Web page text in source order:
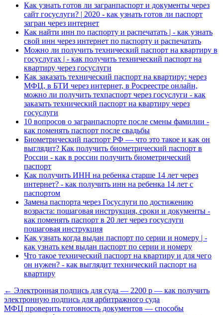
Как узнать готов ли загранпаспорт и документы через
сайт госуслуги? | 2020 - как узнать готов ли паспорт
загран через интернет
Как найти инн по паспорту и распечатать | - как узнать
свой инн через интернет по паспорту и распечатать
Можно ли получить технический паспорт на квартиру в
госуслугах | - как получить технический паспорт на
квартиру через госуслуги
Как заказать технический паспорт на квартиру: через
МФЦ, в БТИ через интернет, в Росреестре онлайн,
можно ли получить техпаспорт через госуслуги - как
заказать технический паспорт на квартиру через
госуслуги
10 вопросов о загранпаспорте после смены фамилии -
как поменять паспорт после свадьбы
Биометрический паспорт РФ — что это такое и как он
выглядит? Как получить биометрический паспорт в
России - как в россии получить биометрический
паспорт
Как получить ИНН на ребенка старше 14 лет через
интернет? - как получить инн на ребенка 14 лет с
паспортом
Замена паспорта через Госуслуги по достижению
возраста: пошаговая инструкция, сроки и документы -
как поменять паспорт в 20 лет через госуслуги
пошаговая инструкция
Как узнать когда выдан паспорт по серии и номеру | -
как узнать кем выдан паспорт по серии и номеру
Что такое технический паспорт на квартиру и для чего
он нужен? - как выглядит технический паспорт на
квартиру
← Электронная подпись для суда — 2200 р — как получить
электронную подпись для арбитражного суда
МФЦ проверить готовность документов — способы